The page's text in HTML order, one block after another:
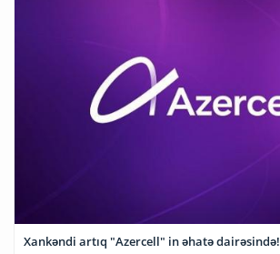
Xankəndi artıq "Azercell" in əhatə dairəsində!